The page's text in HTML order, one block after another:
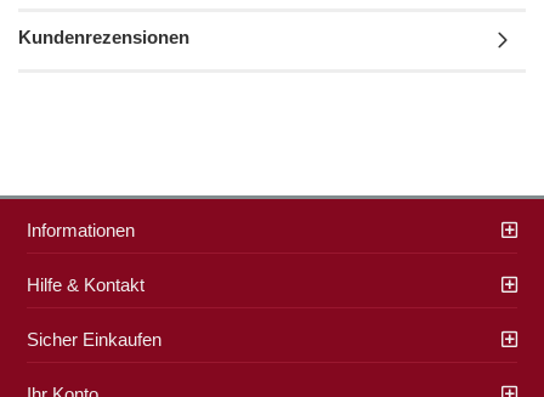
Kundenrezensionen
Informationen
Hilfe & Kontakt
Sicher Einkaufen